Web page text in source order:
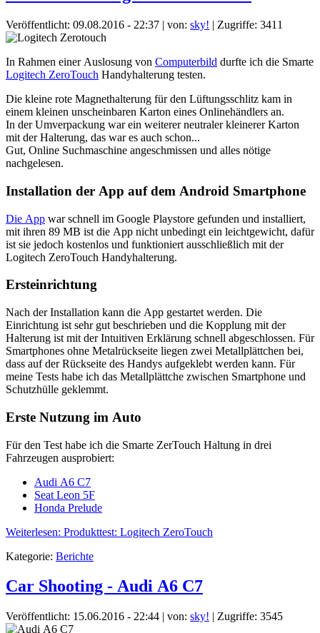
Veröffentlicht: 09.08.2016 - 22:37 | von: sky! | Zugriffe: 3411
In Rahmen einer Auslosung von Computerbild durfte ich die Smarte
Logitech ZeroTouch Handyhalterung testen.
Die kleine rote Magnethalterung für den Lüftungsschlitz kam in
einem kleinen unscheinbaren Karton eines Onlinehändlers an.
In der Umverpackung war ein weiterer neutraler kleinerer Karton
mit der Halterung, das war es auch schon...
Gut, Online Suchmaschine angeschmissen und alles nötige
nachgelesen.
Installation der App auf dem Android Smartphone
Die App war schnell im Google Playstore gefunden und installiert,
mit ihren 89 MB ist die App nicht unbedingt ein leichtgewicht, dafür
ist sie jedoch kostenlos und funktioniert ausschließlich mit der
Logitech ZeroTouch Handyhalterung.
Ersteinrichtung
Nach der Installation kann die App gestartet werden. Die
Einrichtung ist sehr gut beschrieben und die Kopplung mit der
Halterung ist mit der Intuitiven Erklärung schnell abgeschlossen. Für
Smartphones ohne Metalrückseite liegen zwei Metallplättchen bei,
dass auf der Rückseite des Handys aufgeklebt werden kann. Für
meine Tests habe ich das Metallplättche zwischen Smartphone und
Schutzhülle geklemmt.
Erste Nutzung im Auto
Für den Test habe ich die Smarte ZerTouch Haltung in drei
Fahrzeugen ausprobiert:
Audi A6 C7
Seat Leon 5F
Honda Prelude
Weiterlesen: Produkttest: Logitech ZeroTouch
Kategorie: Berichte
Car Shooting - Audi A6 C7
Veröffentlicht: 15.06.2016 - 22:44 | von: sky! | Zugriffe: 3545